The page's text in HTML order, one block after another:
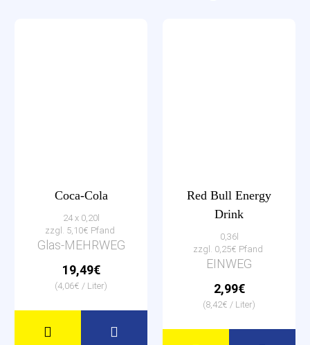
Coca-Cola
24 x 0,20l
zzgl. 5,10€ Pfand
Glas-MEHRWEG
19,49€
(4,06€ / Liter)
Red Bull Energy
Drink
0,36l
zzgl. 0,25€ Pfand
EINWEG
2,99€
(8,42€ / Liter)